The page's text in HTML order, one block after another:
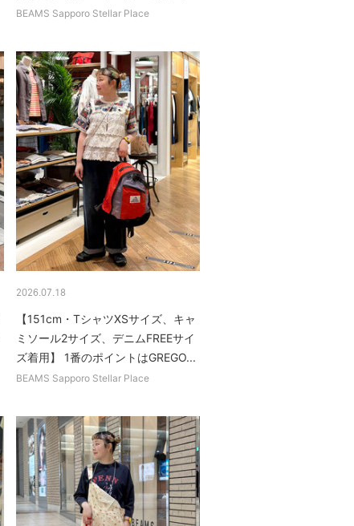
BEAMS Sapporo Stellar Place
2026.07.18
【151cm・TシャツXSサイズ、キャ
ミソール2サイズ、デニムFREEサイ
ズ着用】 1番のポイントはGREGO...
BEAMS Sapporo Stellar Place